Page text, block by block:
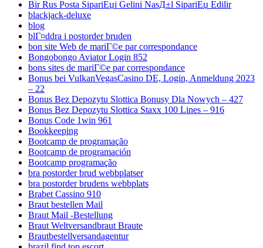
Bir Rus Posta SipariЕџi Gelini NasД±l SipariЕџ Edilir
blackjack-deluxe
blog
blГ¤ddra i postorder bruden
bon site Web de mariГ©e par correspondance
Bongobongo Aviator Login 852
bons sites de mariГ©e par correspondance
Bonus bei VulkanVegasCasino DE, Login, Anmeldung 2023
– 22
Bonus Bez Depozytu Slottica Bonusy Dla Nowych – 427
Bonus Bez Depozytu Slottica Staxx 100 Lines – 916
Bonus Code 1win 961
Bookkeeping
Bootcamp de programação
Bootcamp de programación
Bootcamp programação
bra postorder brud webbplatser
bra postorder brudens webbplats
Brabet Cassino 910
Braut bestellen Mail
Braut Mail -Bestellung
Braut Weltversandbraut Braute
Brautbestellversandagentur